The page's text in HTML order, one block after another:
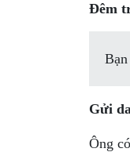
Đêm
Gửi
Ông